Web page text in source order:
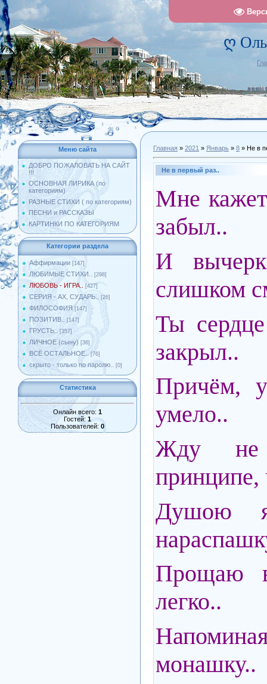
ღ
Меню сайта
ДОБРО ПОЖАЛОВАТЬ НА САЙТ
!!!
ОСНОВНАЯ ЛИРИКА (по
категориям)
РАЗНЫЕ СТИХИ ( по категориям)
ПЕСНИ и РАССКАЗЫ
КАРТИНКИ ПО КАТЕГОРИЯМ
Категории раздела
Аффирмации [147]
ЛЮБИМЫЕ СТИХИ.. [298]
ЛЮБОВЬ - ИГРА.. [427]
СЕРИЯ - АХ, СУДАРЬ.. [26]
ФИЛОСОФИЯ [147]
ПОЗИТИВ.. [147]
ГРУСТЬ.. [357]
ЛИЧНОЕ (сыну) [36]
ВСЁ ОСТАЛЬНОЕ.. [76]
скрыто - только по паролю.. [0]
Статистика
Онлайн всего: 1
Гостей: 1
Пользователей: 0
Главная » 2021 » Январь » 8 » Не в
Не в первый раз..
Мне
забыл..
И
слишком
Ты
закрыл..
Причём,
умело..
Жду не
принципе,
Душою
Прощаю
легко..
монашку..